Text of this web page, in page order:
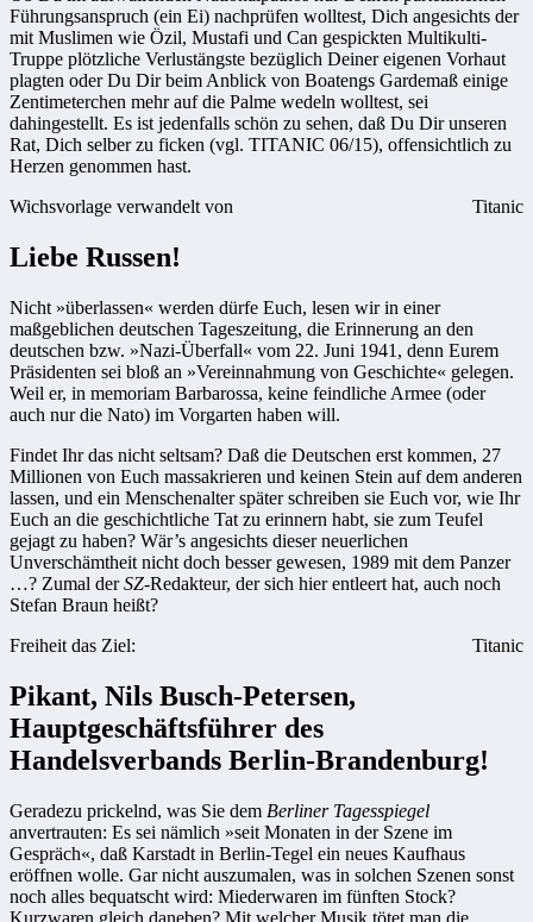
Führungsanspruch (ein Ei) nachprüfen wolltest, Dich angesichts der
mit Muslimen wie Özil, Mustafi und Can gespickten Multikulti-
Truppe plötzliche Verlustängste bezüglich Deiner eigenen Vorhaut
plagten oder Du Dir beim Anblick von Boatengs Gardemaß einige
Zentimeterchen mehr auf die Palme wedeln wolltest, sei
dahingestellt. Es ist jedenfalls schön zu sehen, daß Du Dir unseren
Rat, Dich selber zu ficken (vgl. TITANIC 06/15), offensichtlich zu
Herzen genommen hast.
Wichsvorlage verwandelt von
Titanic
Liebe Russen!
Nicht »überlassen« werden dürfe Euch, lesen wir in einer
maßgeblichen deutschen Tageszeitung, die Erinnerung an den
deutschen bzw. »Nazi-Überfall« vom 22. Juni 1941, denn Eurem
Präsidenten sei bloß an »Vereinnahmung von Geschichte« gelegen.
Weil er, in memoriam Barbarossa, keine feindliche Armee (oder
auch nur die Nato) im Vorgarten haben will.
Findet Ihr das nicht seltsam? Daß die Deutschen erst kommen, 27
Millionen von Euch massakrieren und keinen Stein auf dem anderen
lassen, und ein Menschenalter später schreiben sie Euch vor, wie Ihr
Euch an die geschichtliche Tat zu erinnern habt, sie zum Teufel
gejagt zu haben? Wär’s angesichts dieser neuerlichen
Unverschämtheit nicht doch besser gewesen, 1989 mit dem Panzer
…? Zumal derSZ-Redakteur, der sich hier entleert hat, auch noch
Stefan Braun heißt?
Freiheit das Ziel:
Titanic
Pikant, Nils Busch-Petersen,
Hauptgeschäftsführer des
Handelsverbands Berlin-Brandenburg!
Geradezu prickelnd, was Sie dem Berliner Tagesspiegel
anvertrauten: Es sei nämlich »seit Monaten in der Szene im
Gespräch«, daß Karstadt in Berlin-Tegel ein neues Kaufhaus
eröffnen wolle. Gar nicht auszumalen, was in solchen Szenen sonst
noch alles bequatscht wird: Miederwaren im fünften Stock?
Kurzwaren gleich daneben? Mit welcher Musik tötet man die